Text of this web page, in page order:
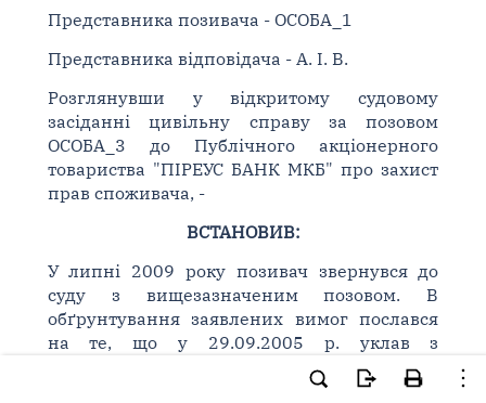
Представника позивача - ОСОБА_1
Представника відповідача - А. І. В.
Розглянувши у відкритому судовому
засіданні цивільну справу за позовом
ОСОБА_3 до Публічного акціонерного
товариства "ПІРЕУС БАНК МКБ" про захист
прав споживача, -
ВСТАНОВИВ:
У липні 2009 року позивач звернувся до
суду з вищезазначеним позовом. В
обґрунтування заявлених вимог послався
на те, що у 29.09.2005 р. уклав з
відповідачем депозитний договір N Д/05-
45/ГО, на виконання якого вніс на